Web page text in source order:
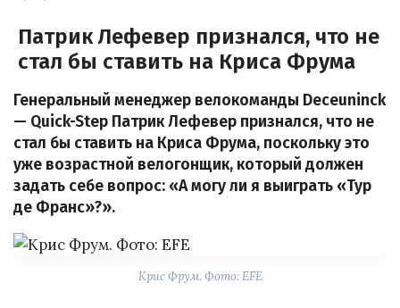
Патрик Лефевер признался, что не
стал бы ставить на Криса Фрума
Генеральный менеджер велокоманды Deceuninck
— Quick-Step Патрик Лефевер признался, что не
стал бы ставить на Криса Фрума, поскольку это
уже возрастной велогонщик, который должен
задать себе вопрос: «А могу ли я выиграть «Тур
де Франс»?».
Крис Фрум. Фото: EFE